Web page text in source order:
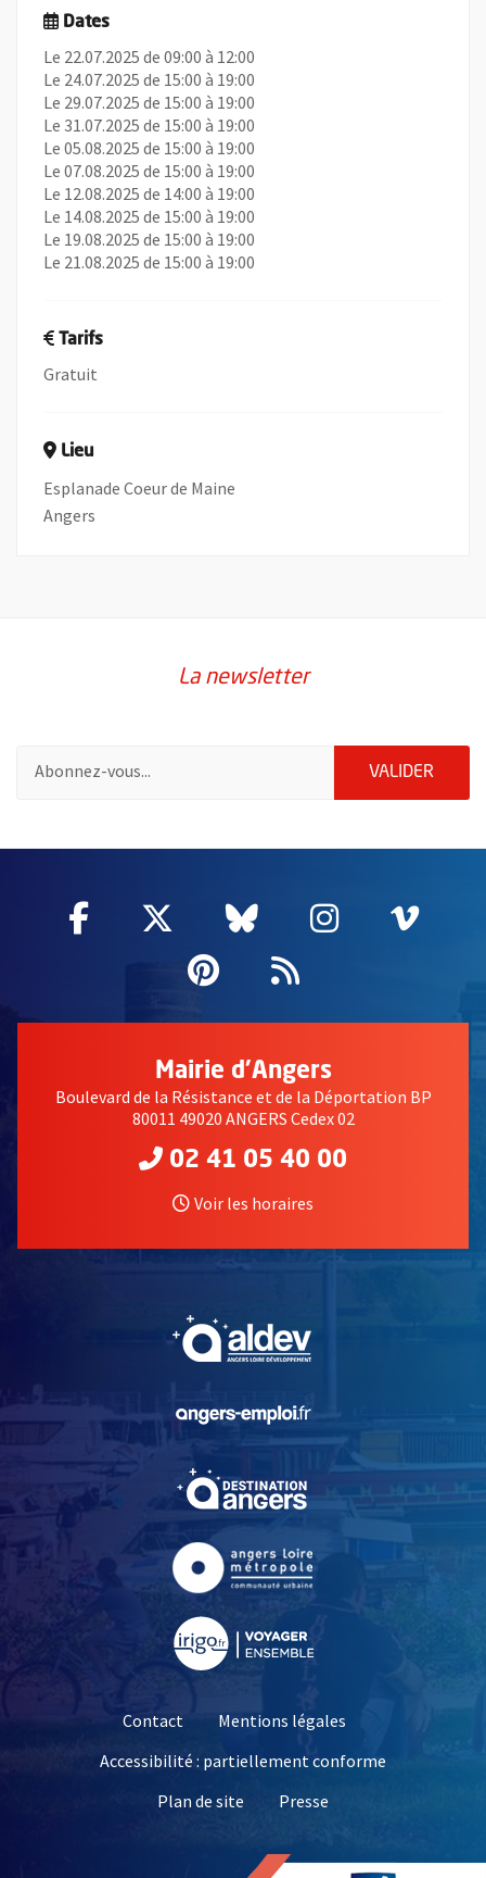
Dates
Le 22.07.2025 de 09:00 à 12:00
Le 24.07.2025 de 15:00 à 19:00
Le 29.07.2025 de 15:00 à 19:00
Le 31.07.2025 de 15:00 à 19:00
Le 05.08.2025 de 15:00 à 19:00
Le 07.08.2025 de 15:00 à 19:00
Le 12.08.2025 de 14:00 à 19:00
Le 14.08.2025 de 15:00 à 19:00
Le 19.08.2025 de 15:00 à 19:00
Le 21.08.2025 de 15:00 à 19:00
Tarifs
Gratuit
Lieu
Esplanade Coeur de Maine
Angers
La newsletter
VALIDER
Facebook
, Ouvre une nouvelle fenêtre
Twitter
, Ouvre une nouvelle
Bluesky
, Ouvre une
Instagram
, Ouvre
,
Pinterest
, Ouvre une
Flux RSS
Mairie d'Angers
Boulevard de la Résistance et de la Déportation BP
80011 49020 ANGERS Cedex 02
02 41 05 40 00
Voir les horaires
, Ouvre une nouvelle
, Ouvre une nouvelle
Contact
Mentions légales
Accessibilité : partiellement conforme
Plan de site
Presse